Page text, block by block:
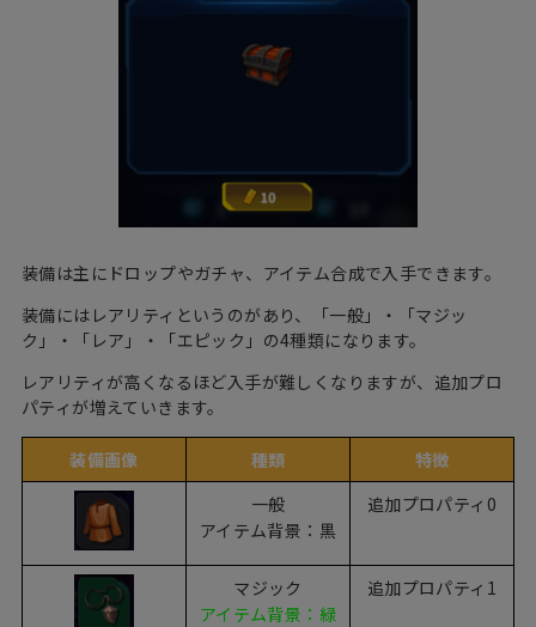
装備は主にドロップやガチャ、アイテム合成で入手できます。
装備にはレアリティというのがあり、「一般」・「マジッ
ク」・「レア」・「エピック」の4種類になります。
レアリティが高くなるほど入手が難しくなりますが、追加プロ
パティが増えていきます。
装備画像 種類
特徴
一般
アイテム背景：黒
追加プロパティ0
マジック
アイテム背景：緑
追加プロパティ1